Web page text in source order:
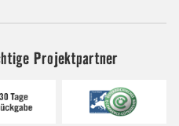
Projektpartner